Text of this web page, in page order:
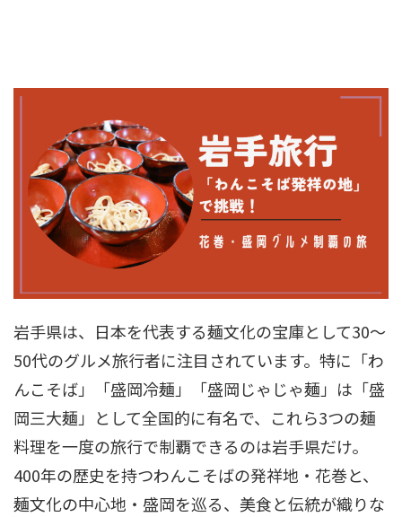
岩手県は、日本を代表する麺文化の宝庫として30～
50代のグルメ旅行者に注目されています。特に「わ
んこそば」「盛岡冷麺」「盛岡じゃじゃ麺」は「盛
岡三大麺」として全国的に有名で、これら3つの麺
料理を一度の旅行で制覇できるのは岩手県だけ。
400年の歴史を持つわんこそばの発祥地・花巻と、
麺文化の中心地・盛岡を巡る、美食と伝統が織りな